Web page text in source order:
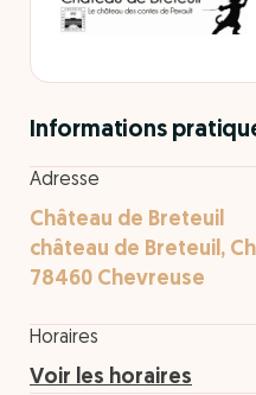
Informations
Adresse
Château de Breteuil
château de Breteuil,
78460 Chevreuse
Horaires
Voir les horaires